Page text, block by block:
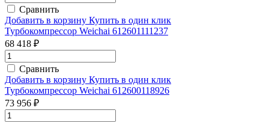
Сравнить
Добавить в корзину Купить в один клик
Турбокомпрессор Weichai 612601111237
68 418 ₽
Сравнить
Добавить в корзину Купить в один клик
Турбокомпрессор Weichai 612600118926
73 956 ₽